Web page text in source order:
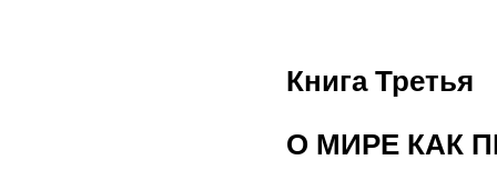
Книга Третья
О МИРЕ КАК